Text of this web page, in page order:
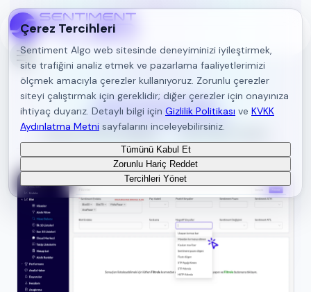
Sentiment Kavram Sözlüğü
Sentiment Panel Sayfaları Sık Sorulan Sorular
Geri
Çerez Tercihleri
Sentiment Algo web sitesinde deneyiminizi iyileştirmek,
site trafiğini analiz etmek ve pazarlama faaliyetlerimizi
ölçmek amacıyla çerezler kullanıyoruz. Zorunlu çerezler
siteyi çalıştırmak için gereklidir; diğer çerezler için onayınıza
ihtiyaç duyarız. Detaylı bilgi için Gizlilik Politikası ve KVKK
Aydınlatma Metni sayfalarını inceleyebilirsiniz.
Tümünü Kabul Et
Zorunlu Hariç Reddet
Tercihleri Yönet